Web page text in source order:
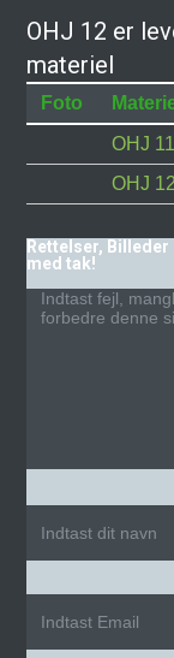
OHJ 12 er
materiel
Foto
OHJ 11
OHJ 12
Rettelser,
med tak!